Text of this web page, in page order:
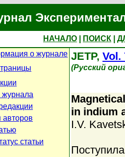
НАЧАЛО ПОИСК
о журнале
авторов
статьи
JETP, Vol.
(Русский
in indium
I.V.